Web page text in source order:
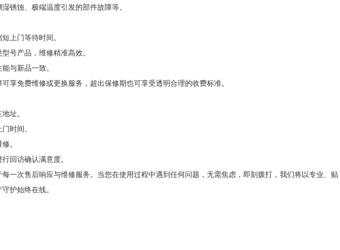
锈蚀、极端温度引发的部件故障等。
上门等待时间。
号产品，维修精准高效。
与新品一致。
享免费维修或更换服务，超出保修期也可享受透明合理的收费标准。
址。
时间。
。
回访确认满意度。
一次售后响应与维修服务。当您在使用过程中遇到任何问题，无需焦虑，即刻拨打，我们将以专业、贴
护始终在线。